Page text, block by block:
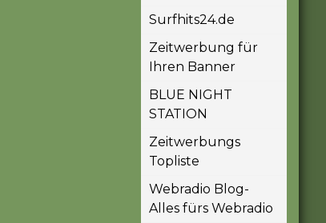
Surfhits24.de
Zeitwerbung für
Ihren Banner
BLUE NIGHT
STATION
Zeitwerbungs
Topliste
Webradio Blog-
Alles fürs Webradio